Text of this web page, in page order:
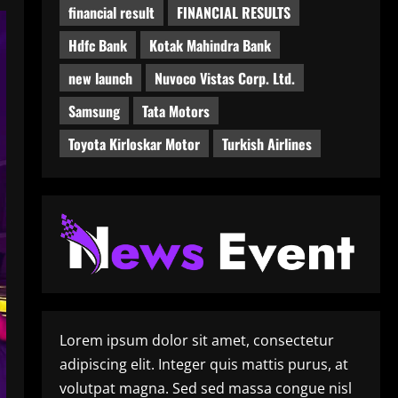
financial result
FINANCIAL RESULTS
Hdfc Bank
Kotak Mahindra Bank
new launch
Nuvoco Vistas Corp. Ltd.
Samsung
Tata Motors
Toyota Kirloskar Motor
Turkish Airlines
Lorem ipsum dolor sit amet, consectetur
adipiscing elit. Integer quis mattis purus, at
volutpat magna. Sed sed massa congue nisl